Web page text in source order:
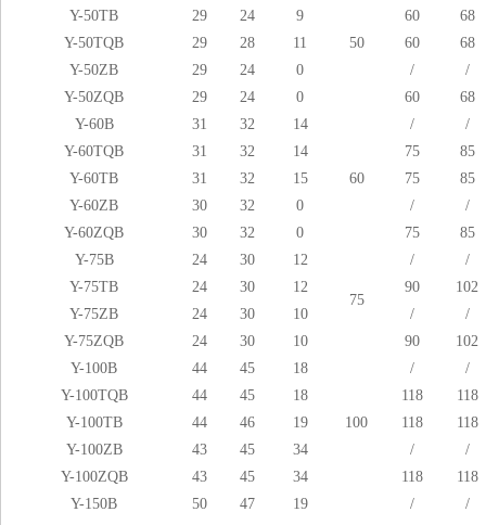
50
Y-50TB
29 24 9 60
68
Y-50TQB
29 28 11 60
68
Y-50ZB
29 24 0 /
/
Y-50ZQB
29 24 0 60
68
Y-60B
31 32 14
60
/
/
Y-60TQB
31 32 14 75
85
Y-60TB
31 32 15 75
85
Y-60ZB
30 32 0 /
/
Y-60ZQB
30 32 0 75
85
Y-75B
24 30 12
75
/
/
Y-75TB
24 30 12 90
102
Y-75ZB
24 30 10 /
/
Y-75ZQB
24 30 10 90
102
Y-100B
44 45 18
100
/
/
Y-100TQB
44 45 18 118
118
Y-100TB
44 46 19 118
118
Y-100ZB
43 45 34 /
/
Y-100ZQB
43 45 34 118
118
Y-150B
50 47 19 /
/